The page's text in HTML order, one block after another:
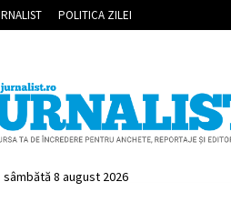
POLITICA ZILEI
sâmbătă 8 august 2026